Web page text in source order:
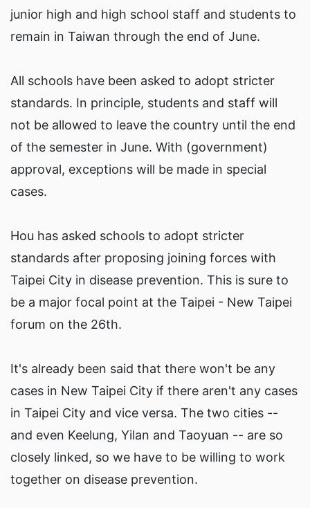
junior high and high school staff and students to
remain in Taiwan through the end of June.
All schools have been asked to adopt stricter
standards. In principle, students and staff will
not be allowed to leave the country until the end
of the semester in June. With (government)
approval, exceptions will be made in special
cases.
Hou has asked schools to adopt stricter
standards after proposing joining forces with
Taipei City in disease prevention. This is sure to
be a major focal point at the Taipei - New Taipei
forum on the 26th.
It's already been said that there won't be any
cases in New Taipei City if there aren't any cases
in Taipei City and vice versa. The two cities --
and even Keelung, Yilan and Taoyuan -- are so
closely linked, so we have to be willing to work
together on disease prevention.